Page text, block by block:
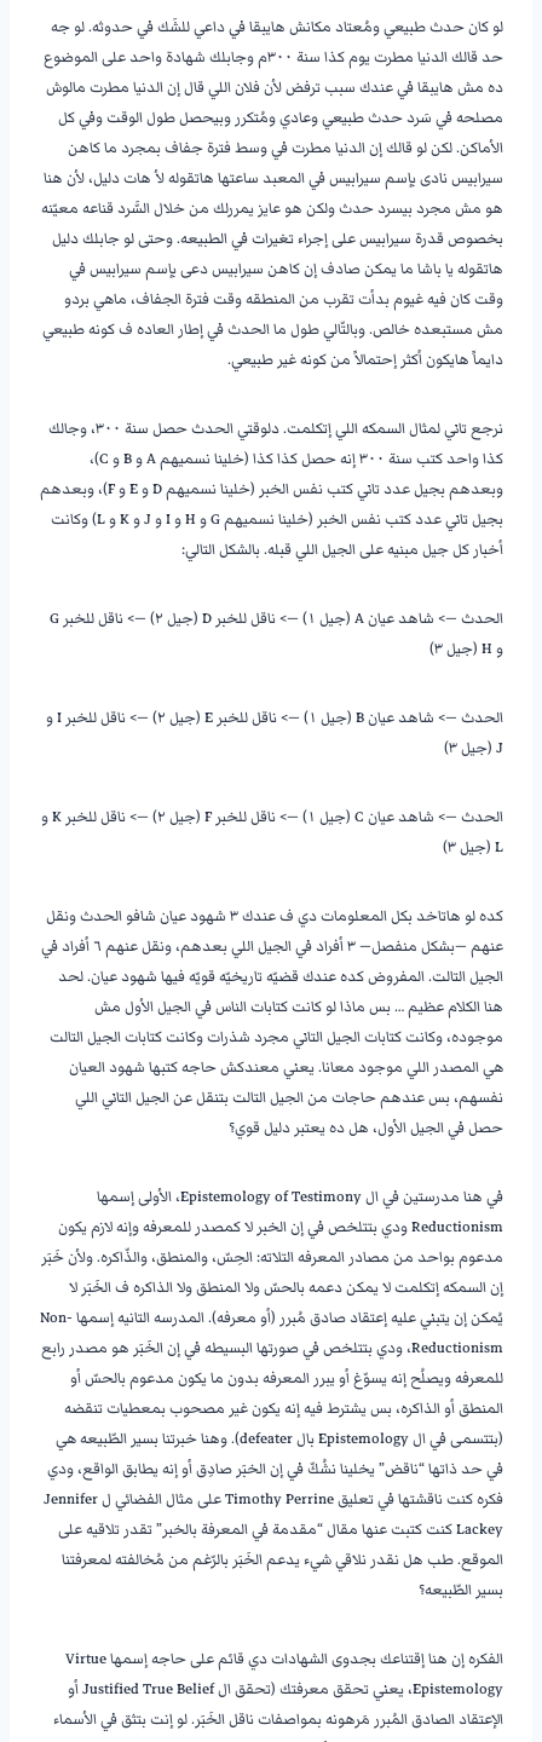
لو كان حدث طبيعي ومُعتاد مكانش هايبقا في داعي للشَك في حدوثه. لو جه
حد قالك الدنيا مطرت يوم كذا سنة ٣٠٠م وجابلك شهادة واحد على الموضوع
ده مش هايبقا في عندك سبب ترفض لأن فلان اللي قال إن الدنيا مطرت مالوش
مصلحه في سَرد حدث طبيعي وعادي ومُتكرر وبيحصل طول الوقت وفي كل
الأماكن. لكن لو قالك إن الدنيا مطرت في وسط فترة جفاف بمجرد ما كاهن
سيرابيس نادى بإسم سيرابيس في المعبد ساعتها هاتقوله لأ هات دليل، لأن هنا
هو مش مجرد بيسرد حدث ولكن هو عايز يمررلك من خلال السَّرد قناعه معيّنه
بخصوص قدرة سيرابيس على إجراء تغيرات في الطبيعه. وحتى لو جابلك دليل
هاتقوله يا باشا ما يمكن صادف إن كاهن سيرابيس دعى بإسم سيرابيس في
وقت كان فيه غيوم بدأت تقرب من المنطقه وقت فترة الجفاف، ماهي بردو
مش مستبعده خالص. وبالتّالي طول ما الحدث في إطار العاده ف كونه طبيعي
دايماً هايكون أكثر إحتمالاً من كونه غير طبيعي.
نرجع تاني لمثال السمكه اللي إتكلمت. دلوقتي الحدث حصل سنة ٣٠٠، وجالك
كذا واحد كتب سنة ٣٠٠ إنه حصل كذا كذا (خلينا نسميهم A و B و C)،
وبعدهم بجيل عدد تاني كتب نفس الخبر (خلينا نسميهم D و E و F)، وبعدهم
بجيل تاني عدد كتب نفس الخبر (خلينا نسميهم G و H و I و J و K و L) وكانت
أخبار كل جيل مبنيه على الجيل اللي قبله. بالشكل التالي:
الحدث —> شاهد عيان A (جيل ١) —> ناقل للخبر D (جيل ٢) —> ناقل للخبر G
و H (جيل ٣)
الحدث —> شاهد عيان B (جيل ١) —> ناقل للخبر E (جيل ٢) —> ناقل للخبر I و
J (جيل ٣)
الحدث —> شاهد عيان C (جيل ١) —> ناقل للخبر F (جيل ٢) —> ناقل للخبر K و
L (جيل ٣)
كده لو هاتاخد بكل المعلومات دي ف عندك ٣ شهود عيان شافو الحدث ونقل
عنهم —بشكل منفصل— ٣ أفراد في الجيل اللي بعدهم، ونقل عنهم ٦ أفراد في
الجيل التالت. المفروض كده عندك قضيّه تاريخيّه قويّه فيها شهود عيان. لحد
هنا الكلام عظيم … بس ماذا لو كانت كتابات الناس في الجيل الأول مش
موجوده، وكانت كتابات الجيل التاني مجرد شذرات وكانت كتابات الجيل التالت
هي المصدر اللي موجود معانا. يعني معندكش حاجه كتبها شهود العيان
نفسهم، بس عندهم حاجات من الجيل التالت بتنقل عن الجيل التاني اللي
حصل في الجيل الأول، هل ده يعتبر دليل قوي؟
في هنا مدرستين في ال Epistemology of Testimony، الأولى إسمها
Reductionism ودي بتتلخص في إن الخبر لا كمصدر للمعرفه وإنه لازم يكون
مدعوم بواحد من مصادر المعرفه التلاته: الحِسّ، والمنطق، والذّاكره. ولأن خَبَر
إن السمكه إتكلمت لا يمكن دعمه بالحسّ ولا المنطق ولا الذاكره ف الخَبَر لا
يُمكن إن يتبني عليه إعتقاد صادق مُبرر (أو معرفه). المدرسه التانيه إسمها Non-
Reductionism، ودي بتتلخص في صورتها البسيطه في إن الخَبَر هو مصدر رابع
للمعرفه ويصلُح إنه يسوّغ أو يبرر المعرفه بدون ما يكون مدعوم بالحسّ أو
المنطق أو الذاكره، بس يشترط فيه إنه يكون غير مصحوب بمعطيات تنقضه
(بتتسمى في ال Epistemology بال defeater). وهنا خبرتنا بسير الطّبيعه هي
في حد ذاتها “ناقض” يخلينا نشُكّ في إن الخبَر صادِق أو إنه يطابق الواقع، ودي
فكره كنت ناقشتها في تعليق Timothy Perrine على مثال الفضائي ل Jennifer
Lackey كنت كتبت عنها مقال “مقدمة في المعرفة بالخبر” تقدر تلاقيه على
الموقع. طب هل نقدر نلاقي شيء يدعم الخَبَر بالرّغم من مُخالفته لمعرفتنا
بسير الطّبيعه؟
الفكره إن هنا إقتناعك بجدوى الشهادات دي قائم على حاجه إسمها Virtue
Epistemology، يعني تحقق معرفتك (تحقق ال Justified True Belief أو
الإعتقاد الصادق المُبرر مَرهونه بمواصفات ناقل الخَبَر. لو إنت بتثق في الأسماء